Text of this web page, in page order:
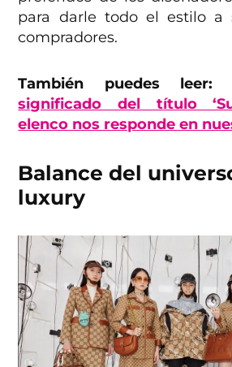
para darle todo el estilo a
compradores.
También puedes leer:
significado del título
elenco nos responde en
Balance del
luxury